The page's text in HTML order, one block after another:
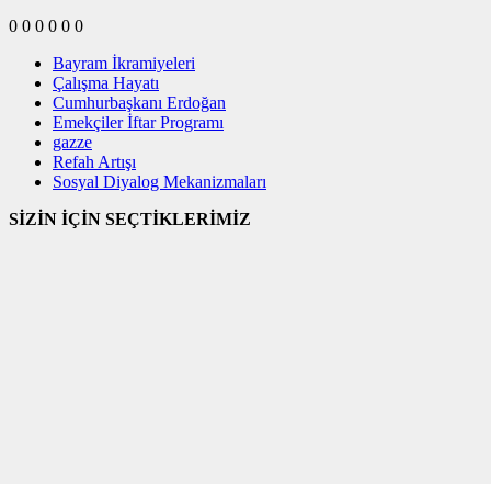
0 0 0 0 0 0
Bayram İkramiyeleri
Çalışma Hayatı
Cumhurbaşkanı Erdoğan
Emekçiler İftar Programı
gazze
Refah Artışı
Sosyal Diyalog Mekanizmaları
SİZİN İÇİN SEÇTİKLERİMİZ